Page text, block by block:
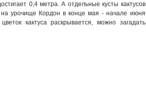
0,4 метра. А отдельные кусты кактусов
на урочище Кордон в конце мая - начале июня
кактуса раскрывается, можно загадать